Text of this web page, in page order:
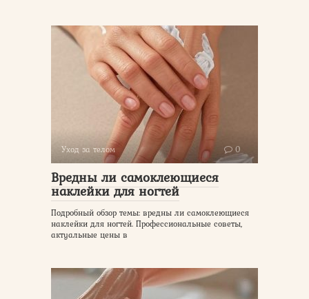
Уход за телом 0
Вредны ли самоклеющиеся
наклейки для ногтей
Подробный обзор темы: вредны ли самоклеющиеся
наклейки для ногтей. Профессиональные советы,
актуальные цены в